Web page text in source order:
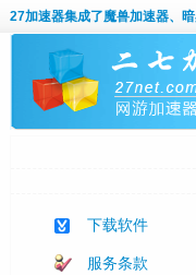
27加速器集成了魔兽加速器、
下载软件
服务条款